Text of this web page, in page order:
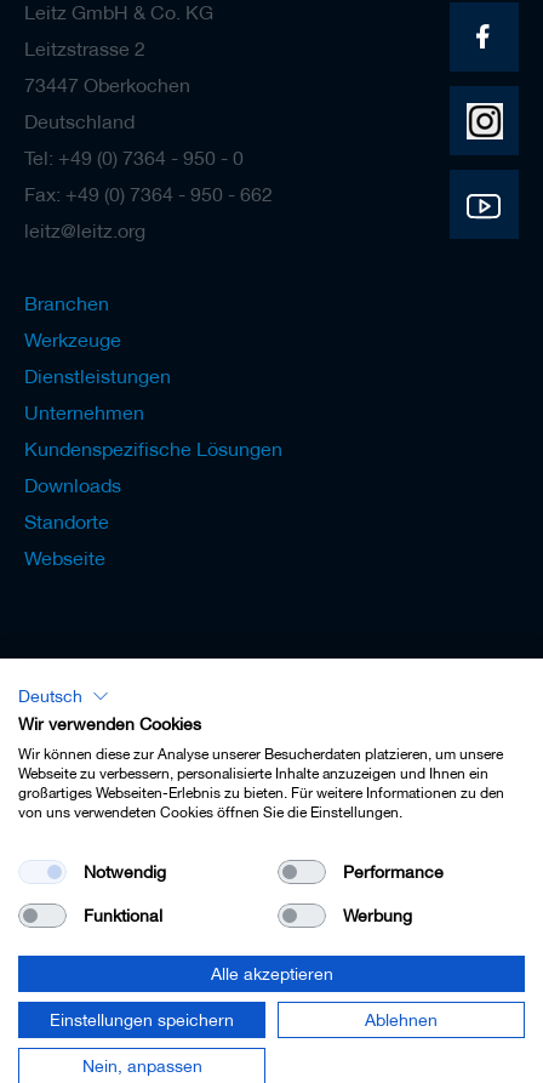
Leitz GmbH & Co. KG
Leitzstrasse 2
73447 Oberkochen
Deutschland
Tel: +49 (0) 7364 - 950 - 0
Fax: +49 (0) 7364 - 950 - 662
leitz@leitz.org
Branchen
Werkzeuge
Dienstleistungen
Unternehmen
Kundenspezifische Lösungen
Downloads
Standorte
Webseite
Lexikon - Deutsch
Impressum
Kontakt
Cookie-Einstellungen
© 2022 Leitz GmbH & Co. KG.
Deutsch
Wir verwenden Cookies
Wir können diese zur Analyse unserer Besucherdaten platzieren, um unsere
Webseite zu verbessern, personalisierte Inhalte anzuzeigen und Ihnen ein
großartiges Webseiten-Erlebnis zu bieten. Für weitere Informationen zu den
von uns verwendeten Cookies öffnen Sie die Einstellungen.
Notwendig Performance
Funktional Werbung
Alle akzeptieren
Einstellungen speichern Ablehnen
Nein, anpassen